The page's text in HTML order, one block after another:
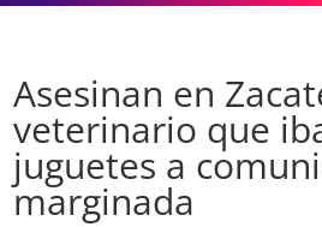
Asesinan en
veterinario que
juguetes a
marginada